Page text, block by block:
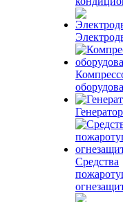
Средства